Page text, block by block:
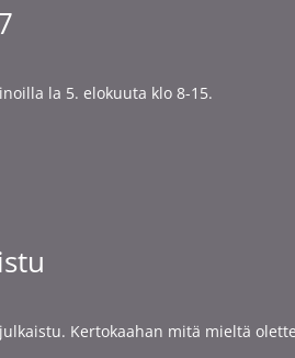
la 5. elokuuta klo 8-15.
Kertokaahan mitä mieltä